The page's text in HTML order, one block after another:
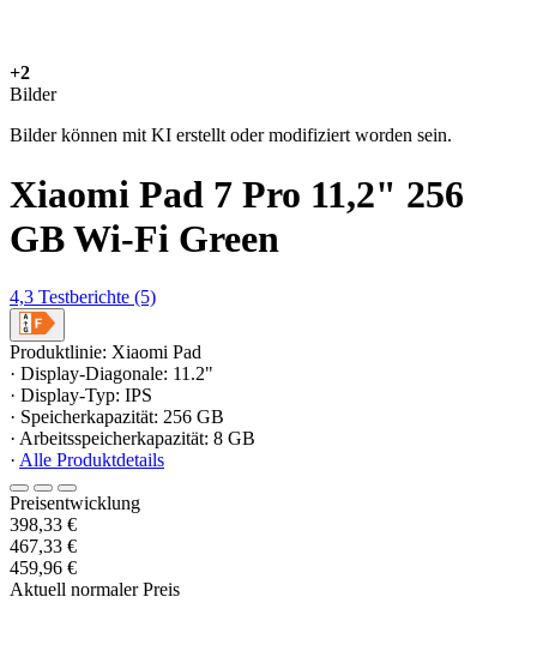
+2
Bilder
Bilder können mit KI erstellt oder modifiziert worden sein.
Xiaomi Pad 7 Pro 11,2" 256
GB Wi-Fi Green
4,3 Testberichte (5)
Produktlinie: Xiaomi Pad
· Display-Diagonale: 11.2"
· Display-Typ: IPS
· Speicherkapazität: 256 GB
· Arbeitsspeicherkapazität: 8 GB
· Alle Produktdetails
Preisentwicklung
398,33 €
467,33 €
459,96 €
Aktuell normaler Preis